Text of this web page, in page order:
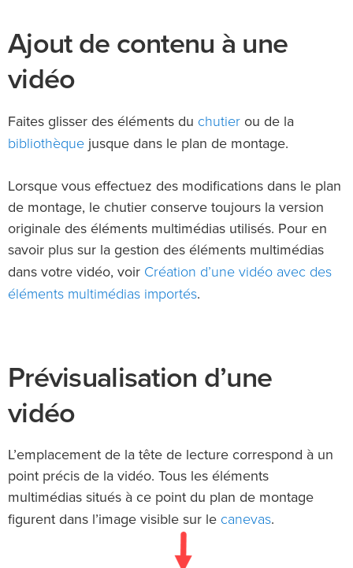
Ajout de contenu à une
vidéo
Faites glisser des éléments du chutier ou de la
bibliothèque jusque dans le plan de montage.
Lorsque vous effectuez des modifications dans le plan
de montage, le chutier conserve toujours la version
originale des éléments multimédias utilisés. Pour en
savoir plus sur la gestion des éléments multimédias
dans votre vidéo, voir Création d’une vidéo avec des
éléments multimédias importés.
Prévisualisation d’une
vidéo
L’emplacement de la tête de lecture correspond à un
point précis de la vidéo. Tous les éléments
multimédias situés à ce point du plan de montage
figurent dans l’image visible sur le canevas.